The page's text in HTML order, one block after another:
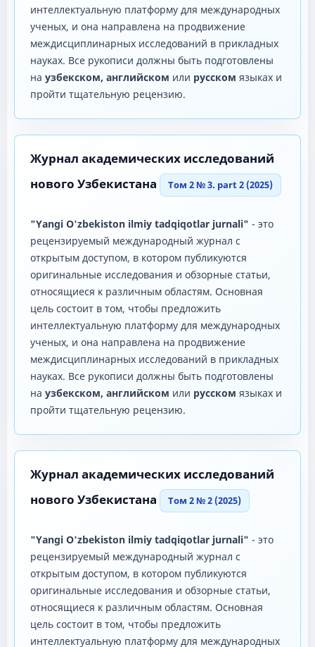
интеллектуальную платформу для международных
ученых, и она направлена ​​на продвижение
междисциплинарных исследований в прикладных
науках. Все рукописи должны быть подготовлены
на узбекском, английском или русском языках и
пройти тщательную рецензию.
Журнал академических исследований
нового Узбекистана
Том 2 № 3. part 2 (2025)
"Yangi O'zbekiston ilmiy tadqiqotlar jurnali" - это
рецензируемый международный журнал с
открытым доступом, в котором публикуются
оригинальные исследования и обзорные статьи,
относящиеся к различным областям. Основная
цель состоит в том, чтобы предложить
интеллектуальную платформу для международных
ученых, и она направлена ​​на продвижение
междисциплинарных исследований в прикладных
науках. Все рукописи должны быть подготовлены
на узбекском, английском или русском языках и
пройти тщательную рецензию.
Журнал академических исследований
нового Узбекистана
Том 2 № 2 (2025)
"Yangi O'zbekiston ilmiy tadqiqotlar jurnali" - это
рецензируемый международный журнал с
открытым доступом, в котором публикуются
оригинальные исследования и обзорные статьи,
относящиеся к различным областям. Основная
цель состоит в том, чтобы предложить
интеллектуальную платформу для международных